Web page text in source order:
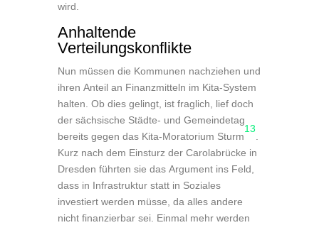
wird.
Anhaltende
Verteilungskonflikte
Nun müssen die Kommunen nachziehen und
ihren Anteil an Finanzmitteln im Kita-System
halten. Ob dies gelingt, ist fraglich, lief doch
der sächsische Städte- und Gemeindetag
bereits gegen das Kita-Moratorium Sturm
13
Kurz nach dem Einsturz der Carolabrücke in
Dresden führten sie das Argument ins Feld,
dass in Infrastruktur statt in Soziales
investiert werden müsse, da alles andere
nicht finanzierbar sei. Einmal mehr werden